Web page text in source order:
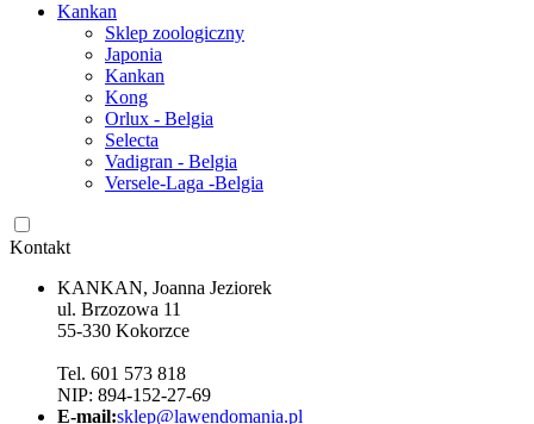
Kankan
Sklep zoologiczny
Japonia
Kankan
Kong
Orlux - Belgia
Selecta
Vadigran - Belgia
Versele-Laga -Belgia
Kontakt
KANKAN, Joanna Jeziorek
ul. Brzozowa 11
55-330 Kokorzce
Tel. 601 573 818
NIP: 894-152-27-69
E-mail:sklep@lawendomania.pl